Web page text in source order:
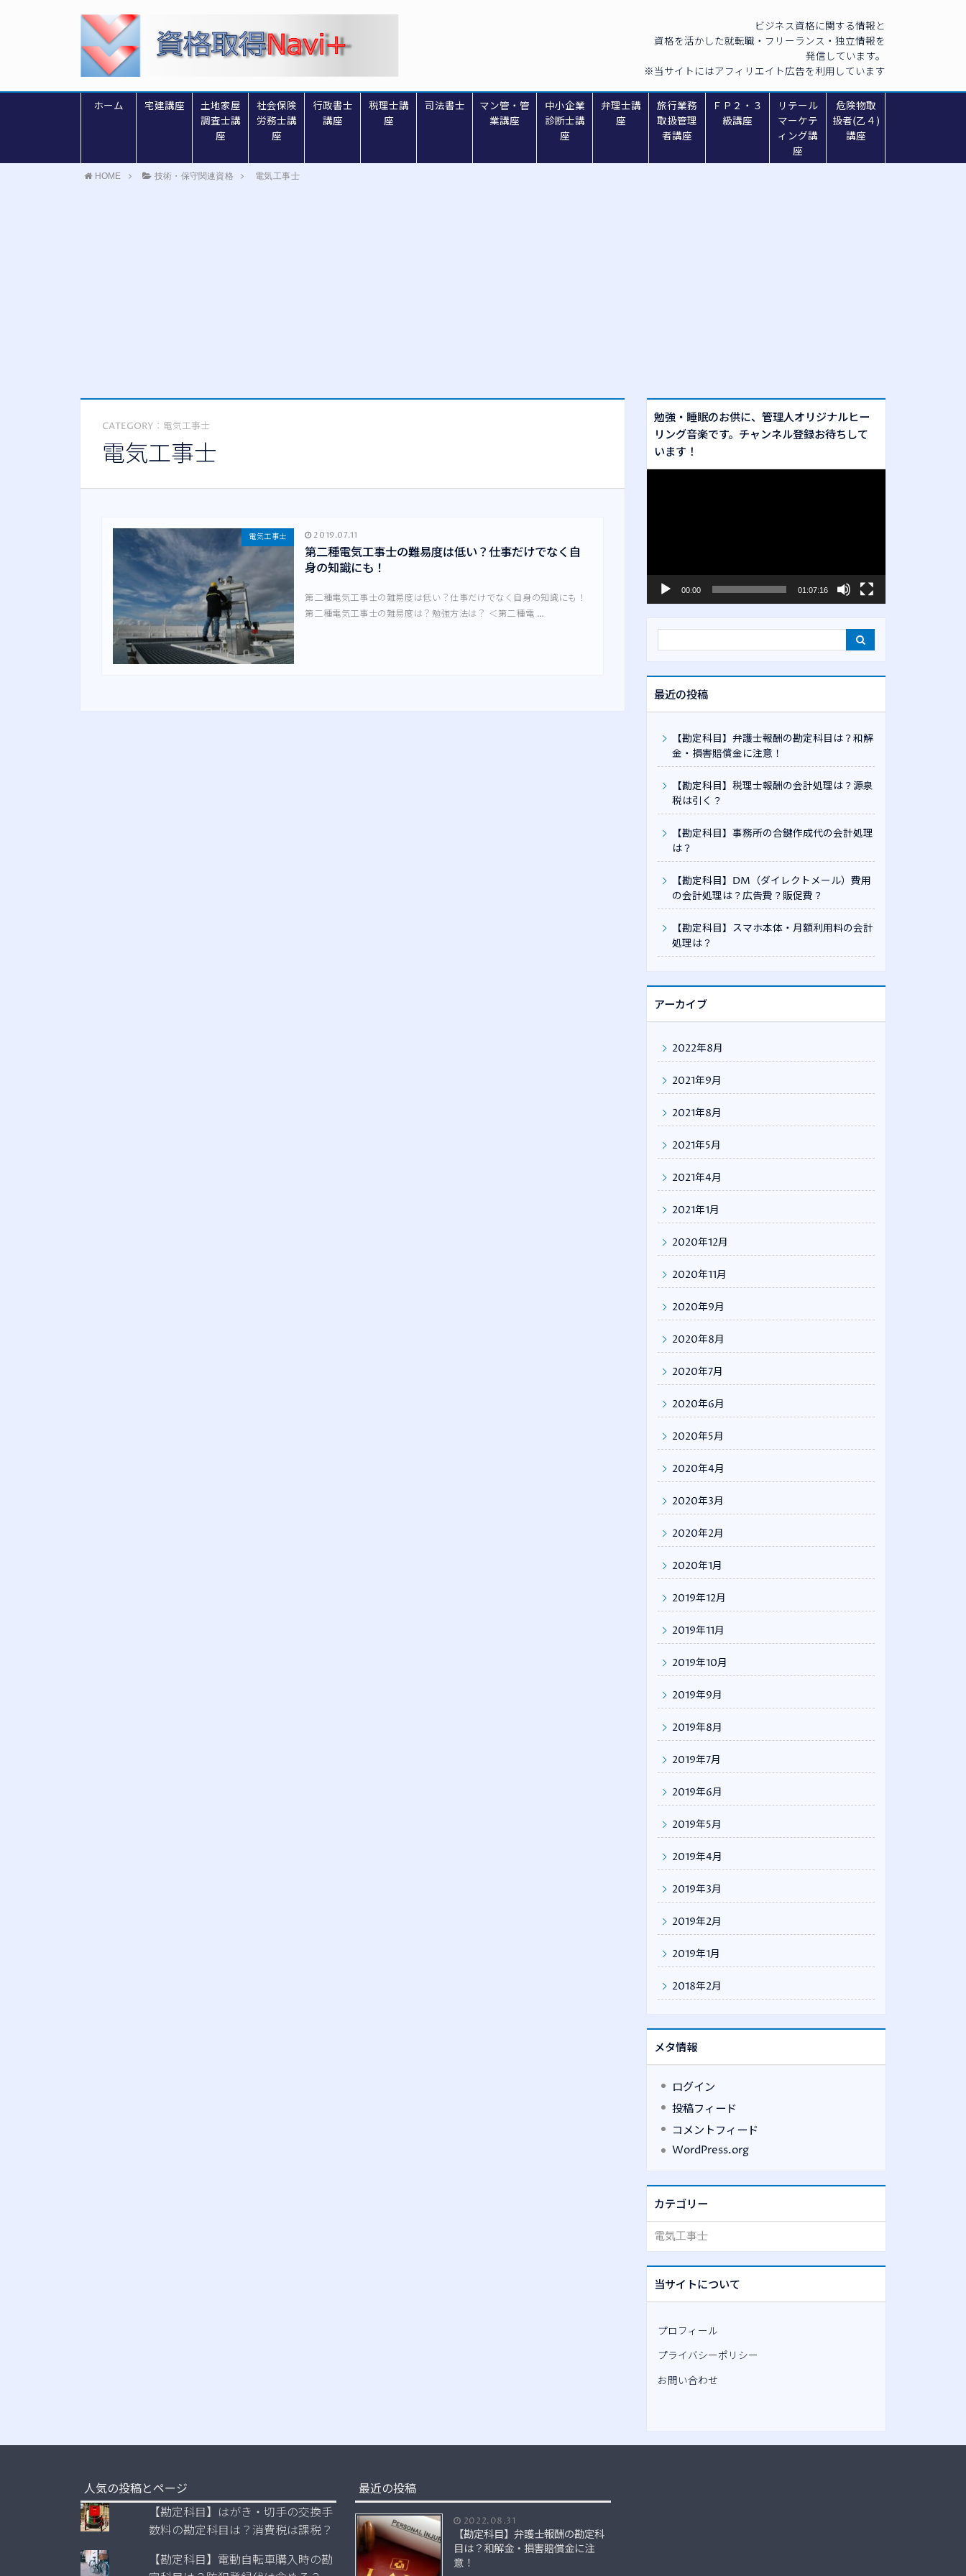
ビジネス資格に関する情報と
資格を活かした就転職・フリーランス・独立情報を
発信しています。
※当サイトにはアフィリエイト広告を利用しています
ホーム 宅建講座
土地家屋
調査士講
座
社会保険
労務士講
座
行政書士
講座
税理士講
座
司法書士
マン管・管
業講座
中小企業
診断士講
座
弁理士講
座
旅行業務
取扱管理
者講座
ＦＰ２・３
級講座
リテール
マーケテ
ィング講
座
危険物取
扱者(乙４)
講座
HOME 技術・保守関連資格 電気工事士
CATEGORY：電気工事士
電気工事士
電気工事士 2019.07.11
第二種電気工事士の難易度は低い？仕事だけでなく自
身の知識にも！
第二種電気工事士の難易度は低い？仕事だけでなく自身の知識にも！
第二種電気工事士の難易度は？勉強方法は？ ＜第二種電 …
勉強・睡眠のお供に、管理人オリジナルヒー
リング音楽です。チャンネル登録お待ちして
います！
00:00 01:07:16
最近の投稿
【勘定科目】弁護士報酬の勘定科目は？和解
金・損害賠償金に注意！
【勘定科目】税理士報酬の会計処理は？源泉
税は引く？
【勘定科目】事務所の合鍵作成代の会計処理
は？
【勘定科目】DM（ダイレクトメール）費用
の会計処理は？広告費？販促費？
【勘定科目】スマホ本体・月額利用料の会計
処理は？
アーカイブ
2022年8月
2021年9月
2021年8月
2021年5月
2021年4月
2021年1月
2020年12月
2020年11月
2020年9月
2020年8月
2020年7月
2020年6月
2020年5月
2020年4月
2020年3月
2020年2月
2020年1月
2019年12月
2019年11月
2019年10月
2019年9月
2019年8月
2019年7月
2019年6月
2019年5月
2019年4月
2019年3月
2019年2月
2019年1月
2018年2月
メタ情報
ログイン
投稿フィード
コメントフィード
WordPress.org
カテゴリー
当サイトについて
プロフィール
プライバシーポリシー
お問い合わせ
人気の投稿とページ
【勘定科目】はがき・切手の交換手
数料の勘定科目は？消費税は課税？
【勘定科目】電動自転車購入時の勘
最近の投稿
2022.08.31
【勘定科目】弁護士報酬の勘定科
目は？和解金・損害賠償金に注
意！